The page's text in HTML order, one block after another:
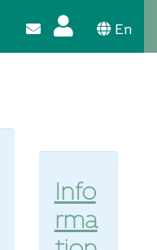
En
Info
rma